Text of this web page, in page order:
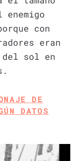
con
eran
sol en
DE
DATOS